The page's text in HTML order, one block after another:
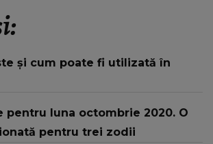
și cum poate fi utilizată în
pentru luna octombrie 2020. O
pentru trei zodii